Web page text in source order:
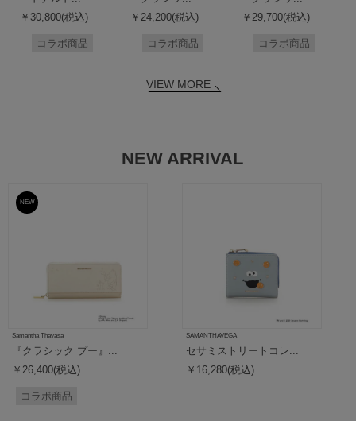
￥30,800(税込)
コラボ商品
￥24,200(税込)
コラボ商品
￥29,700(税込)
コラボ商品
VIEW MORE
NEW ARRIVAL
予約
NEW
Samantha Thavasa
『クラシック プー』...
￥26,400(税込)
コラボ商品
SAMANTHAVEGA
セサミストリートコレ...
￥16,280(税込)